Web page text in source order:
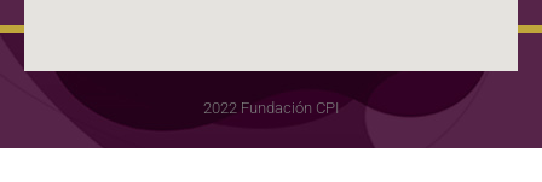
2022 Fundación CPI